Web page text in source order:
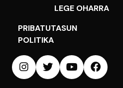
LEGE OHARRA
PRIBATUTASUN
POLITIKA